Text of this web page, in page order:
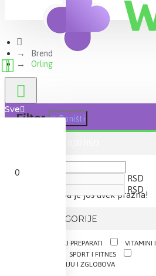
Sve
0
Vaša korpa je još uvek prazna!
Brend
Orling
Filter Poništi
RSD
RSD
IZ KATEGORIJE
DIJETETSKI PREPARATI
VITAMINI I
SPORT I FITNES
JAČANJE KOSTIJU I ZGLOBOVA